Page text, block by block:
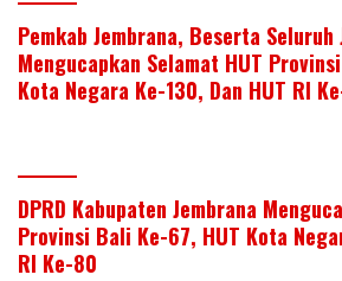
Pemkab Jembrana, Beserta Seluruh
Mengucapkan Selamat HUT
Kota Negara Ke-130, Dan HUT RI
DPRD Kabupaten Jembrana
Provinsi Bali Ke-67, HUT Kota
RI Ke-80